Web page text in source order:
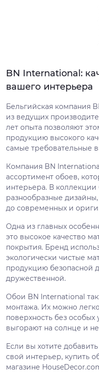
BN International:
вашего интерьера
Бельгийская компания
из ведущих
лет опыта позволяют
продукцию высокого
самые требовательные
Компания BN
ассортимент обоев,
интерьера. В
разнообразные
до современных и
Одна из главных
это высокое качество
покрытия. Бренд
экологически чистые
продукцию безопасной
дружественной.
Обои BN International
монтажа. Их можно
поверхность без
выгорают на солнце и
Если вы хотите
свой интерьер, купить
магазине